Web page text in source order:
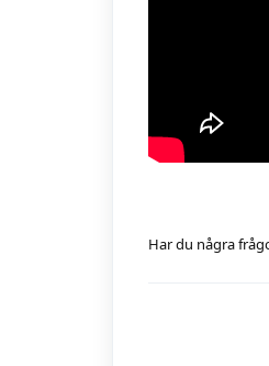
Har du några